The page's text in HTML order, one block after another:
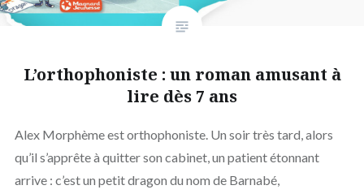
L’orthophoniste : un roman amusant à
lire dès 7 ans
Alex Morphème est orthophoniste. Un soir très tard, alors
qu’il s’apprête à quitter son cabinet, un patient étonnant
arrive : c’est un petit dragon du nom de Barnabé,